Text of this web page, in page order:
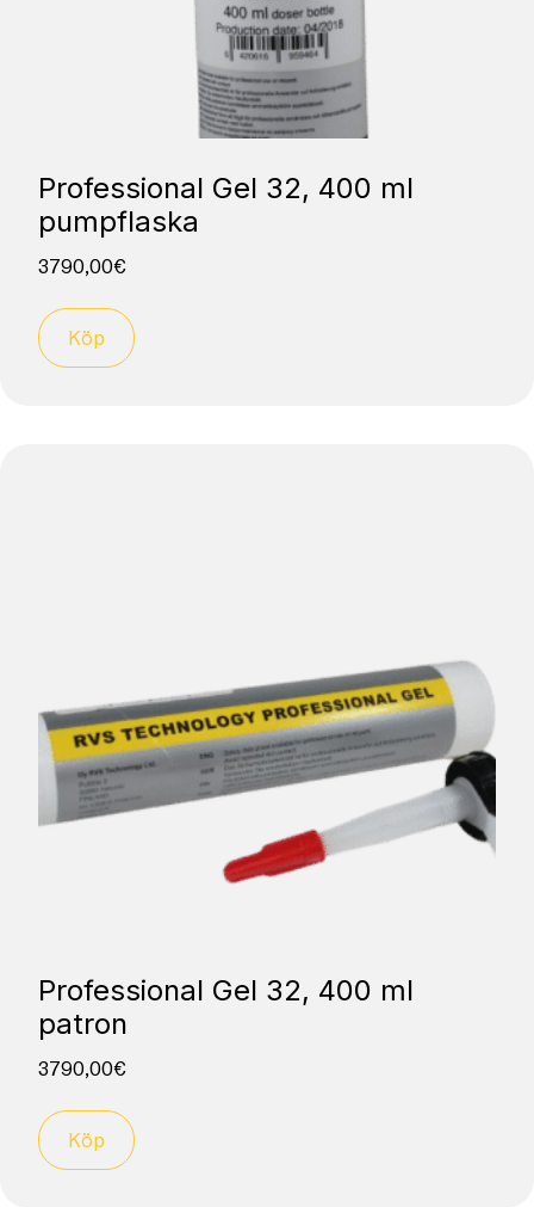
Professional Gel 32, 400 ml
pumpflaska
3790,00€
Köp
Professional Gel 32, 400 ml
patron
3790,00€
Köp